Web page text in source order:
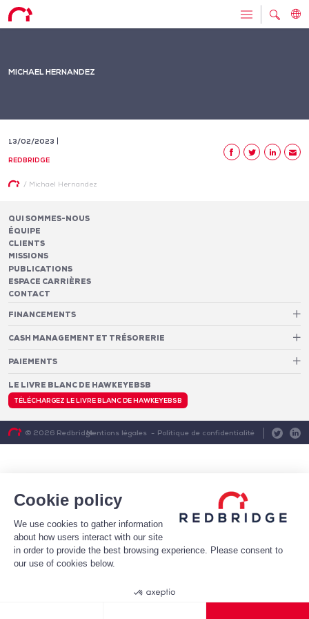
Cookie policy
We use cookies to gather information
about how users interact with our site
in order to provide the best browsing experience. Please consent to
our use of cookies below.
MICHAEL HERNANDEZ
13/02/2023
REDBRIDGE
/ Michael Hernandez
QUI SOMMES-NOUS
ÉQUIPE
CLIENTS
MISSIONS
PUBLICATIONS
ESPACE CARRIÈRES
CONTACT
FINANCEMENTS
Structure optimale de financement
Mise en place de financements
CASH MANAGEMENT ET TRÉSORERIE
Services de suivi et de reporting des frais bancaires
Conversion et gestion de la fraude e-commerce
Cash Pooling – Centralisation des liquidités
Systèmes de trésorerie
Optimisation du BFR
PAIEMENTS
Architecture de paiement
Fraude et taux d’approbation
LE LIVRE BLANC DE HAWKEYEBSB
TÉLÉCHARGEZ LE LIVRE BLANC DE HAWKEYEBSB
© 2026 RedbridgeMentions légales Politique de confidentialité